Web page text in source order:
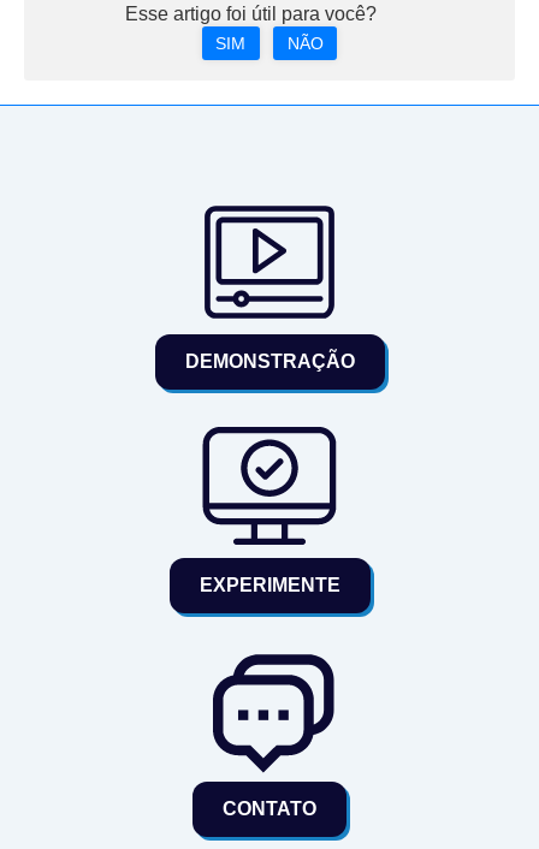
Esse artigo foi útil para você?
SIM NÃO
DEMONSTRAÇÃO
EXPERIMENTE
CONTATO